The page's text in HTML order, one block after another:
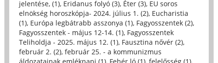
jelentése, (1), Eridanus folyó (3), Éter (3), EU soros
elnökség horoszkópja- 2024. július 1. (2), Eucharistia
(1), Európa legbátrabb asszonya (1), Fagyosszentek (2),
Fagyosszentek - május 12-14. (1), Fagyosszentek
Teliholdja - 2025. május 12. (1), Fausztina nővér (2),
február 2. (2), február 25. - a kommunizmus
áldozatainak emléknapj (1), Fehér ló (1), felelősség (1),